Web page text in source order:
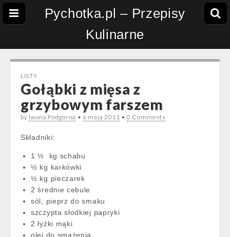
Pychotka.pl – Przepisy
Kulinarne
LISTY
Gołąbki z mięsa z
grzybowym farszem
by Iwona Podgórna • 6 maja 2011 • 0 Comments
Składniki:
1 ½ kg schabu
½ kg karkówki
½ kg pieczarek
2 średnie cebule
sól, pieprz do smaku
szczypta słodkiej papryki
2 łyżki mąki
olej do smażenia